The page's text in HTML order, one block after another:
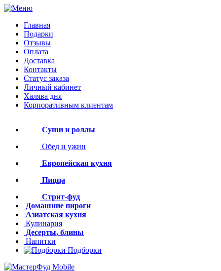
Главная
Подарки
Отзывы
Оплата
Доставка
Контакты
Статус заказа
Личный кабинет
Халява дня
Корпоративным клиентам
Суши и роллы
Обед и ужин
Европейская кухня
Пицца
Стрит-фуд
Домашние пироги
Азиатская кухня
Кулинария
Десерты, блины
Напитки
Подборки